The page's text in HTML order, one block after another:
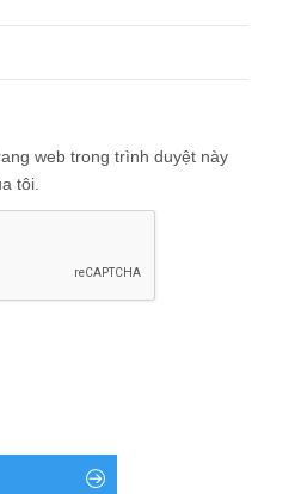
web trong trình duyệt này
tôi.